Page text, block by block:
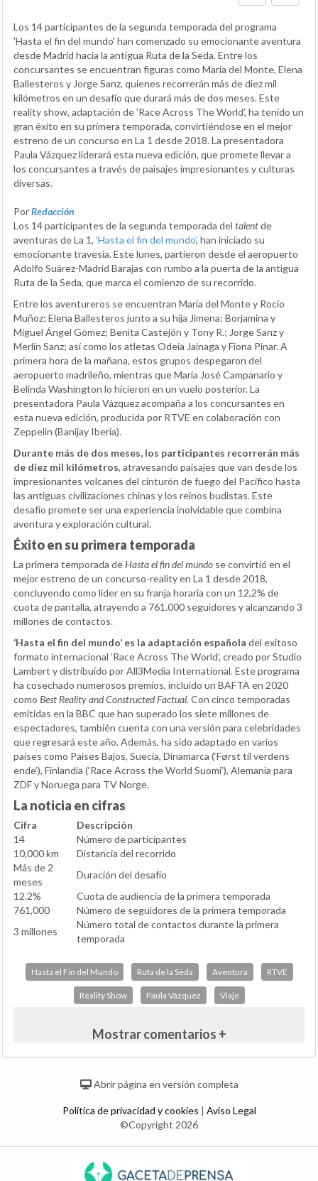
Los 14 participantes de la segunda temporada del programa
'Hasta el fin del mundo' han comenzado su emocionante aventura
desde Madrid hacia la antigua Ruta de la Seda. Entre los
concursantes se encuentran figuras como María del Monte, Elena
Ballesteros y Jorge Sanz, quienes recorrerán más de diez mil
kilómetros en un desafío que durará más de dos meses. Este
reality show, adaptación de 'Race Across The World', ha tenido un
gran éxito en su primera temporada, convirtiéndose en el mejor
estreno de un concurso en La 1 desde 2018. La presentadora
Paula Vázquez liderará esta nueva edición, que promete llevar a
los concursantes a través de paisajes impresionantes y culturas
diversas.
PorRedacción
Los 14 participantes de la segunda temporada del talentde
aventuras de La 1, ‘Hasta el fin del mundo’, han iniciado su
emocionante travesía. Este lunes, partieron desde el aeropuerto
Adolfo Suárez-Madrid Barajas con rumbo a la puerta de la antigua
Ruta de la Seda, que marca el comienzo de su recorrido.
Entre los aventureros se encuentran María del Monte y Rocío
Muñoz; Elena Ballesteros junto a su hija Jimena; Borjamina y
Miguel Ángel Gómez; Benita Castejón y Tony R.; Jorge Sanz y
Merlín Sanz; así como los atletas Odeia Jainaga y Fiona Pinar. A
primera hora de la mañana, estos grupos despegaron del
aeropuerto madrileño, mientras que María José Campanario y
Belinda Washington lo hicieron en un vuelo posterior. La
presentadora Paula Vázquez acompaña a los concursantes en
esta nueva edición, producida por RTVE en colaboración con
Zeppelin (Banijay Iberia).
Durante más de dos meses, los participantes recorrerán más
de diez mil kilómetros, atravesando paisajes que van desde los
impresionantes volcanes del cinturón de fuego del Pacífico hasta
las antiguas civilizaciones chinas y los reinos budistas. Este
desafío promete ser una experiencia inolvidable que combina
aventura y exploración cultural.
Éxito en su primera temporada
La primera temporada deHasta el fin del mundo se convirtió en el
mejor estreno de un concurso-reality en La 1 desde 2018,
concluyendo como líder en su franja horaria con un 12,2% de
cuota de pantalla, atrayendo a 761.000 seguidores y alcanzando 3
millones de contactos.
‘Hasta el fin del mundo’ es la adaptación española del exitoso
formato internacional ‘Race Across The World’, creado por Studio
Lambert y distribuido por All3Media International. Este programa
ha cosechado numerosos premios, incluido un BAFTA en 2020
como Best Reality and Constructed Factual. Con cinco temporadas
emitidas en la BBC que han superado los siete millones de
espectadores, también cuenta con una versión para celebridades
que regresará este año. Además, ha sido adaptado en varios
países como Países Bajos, Suecia, Dinamarca (‘Først til verdens
ende’), Finlandia (‘Race Across the World Suomi’), Alemania para
ZDF y Noruega para TV Norge.
La noticia en cifras
Cifra
Descripción
14
Número de participantes
10,000 km
Distancia del recorrido
Más de 2
meses
Duración del desafío
12.2%
Cuota de audiencia de la primera temporada
761,000
Número de seguidores de la primera temporada
3 millones
Número total de contactos durante la primera
temporada
Hasta el Fin del Mundo Ruta de la Seda Aventura RTVE
Reality Show Paula Vázquez Viaje
Mostrar comentarios +
Abrir página en versión completa
Política de privacidad y cookies | Aviso Legal
©Copyright 2026